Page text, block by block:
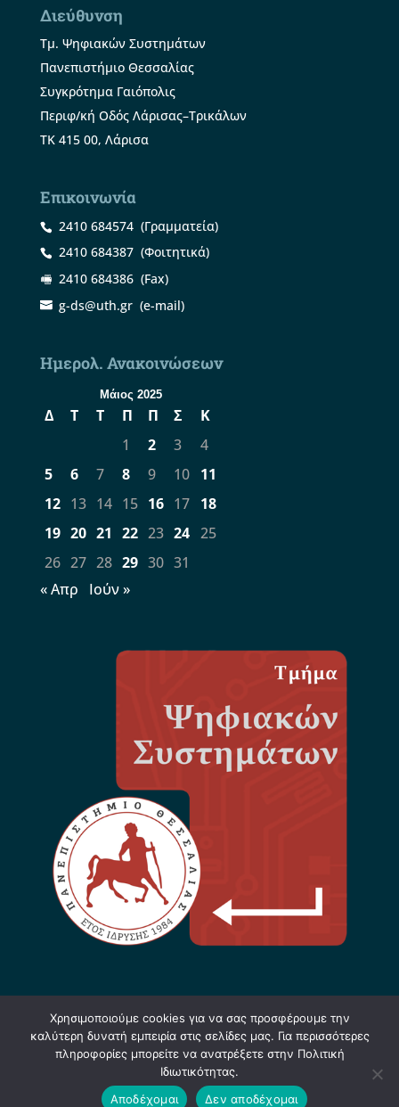
Διεύθυνση
Τμ. Ψηφιακών Συστημάτων
Πανεπιστήμιο Θεσσαλίας
Συγκρότημα Γαιόπολις
Περιφ/κή Οδός Λάρισας–Τρικάλων
ΤΚ 415 00, Λάρισα
Επικοινωνία
2410 684574(Γραμματεία)
2410 684387(Φοιτητικά)
2410 684386(Fax)
g-ds@uth.gr(e-mail)
Ημερολ. Ανακοινώσεων
Μάιος 2025
Δ Τ Τ Π Π Σ
Κ
1
2 3
4
5
6 7 8 9 10
11
12 13 14 15 16 17
18
19 20 21 22 23 24 25
26 27 28 29 30 31
« Απρ
Ιούν »
Σχεδίαση & Υλοποίηση: Φ. Κόκκορας - 2021-
Χρησιμοποιούμε cookies για να σας προσφέρουμε την
καλύτερη δυνατή εμπειρία στις σελίδες μας. Για περισσότερες
πληροφορίες μπορείτε να ανατρέξετε στην Πολιτική
Ιδιωτικότητας.
Αποδέχομαι
Δεν αποδέχομαι